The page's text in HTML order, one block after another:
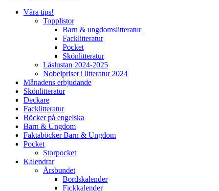
Våra tips!
Topplistor
Barn & ungdomslitteratur
Facklitteratur
Pocket
Skönlitteratur
Läslustan 2024-2025
Nobelpriset i litteratur 2024
Månadens erbjudande
Skönlitteratur
Deckare
Facklitteratur
Böcker på engelska
Barn & Ungdom
Faktaböcker Barn & Ungdom
Pocket
Storpocket
Kalendrar
Årsbundet
Bordskalender
Fickkalender